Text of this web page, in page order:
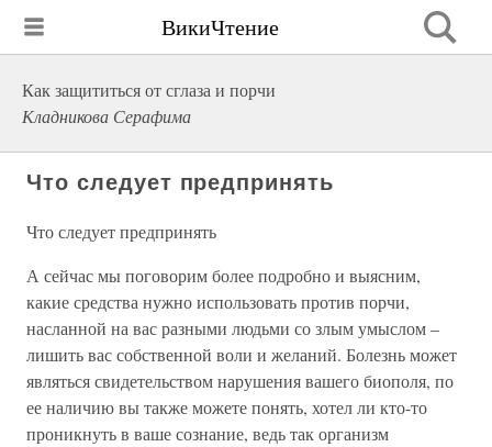
ВикиЧтение
Как защититься от сглаза и порчи
Кладникова Серафима
Что следует предпринять
Что следует предпринять
А сейчас мы поговорим более подробно и выясним,
какие средства нужно использовать против порчи,
насланной на вас разными людьми со злым умыслом –
лишить вас собственной воли и желаний. Болезнь может
являться свидетельством нарушения вашего биополя, по
ее наличию вы также можете понять, хотел ли кто-то
проникнуть в ваше сознание, ведь так организм